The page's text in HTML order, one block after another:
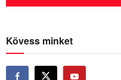
Kövess minket